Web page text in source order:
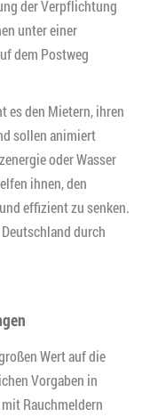
der Verpflichtung
unter einer
dem Postweg
es den Mietern, ihren
sollen animiert
oder Wasser
ihnen, den
effizient zu senken.
durch
Wert auf die
Vorgaben in
Rauchmeldern